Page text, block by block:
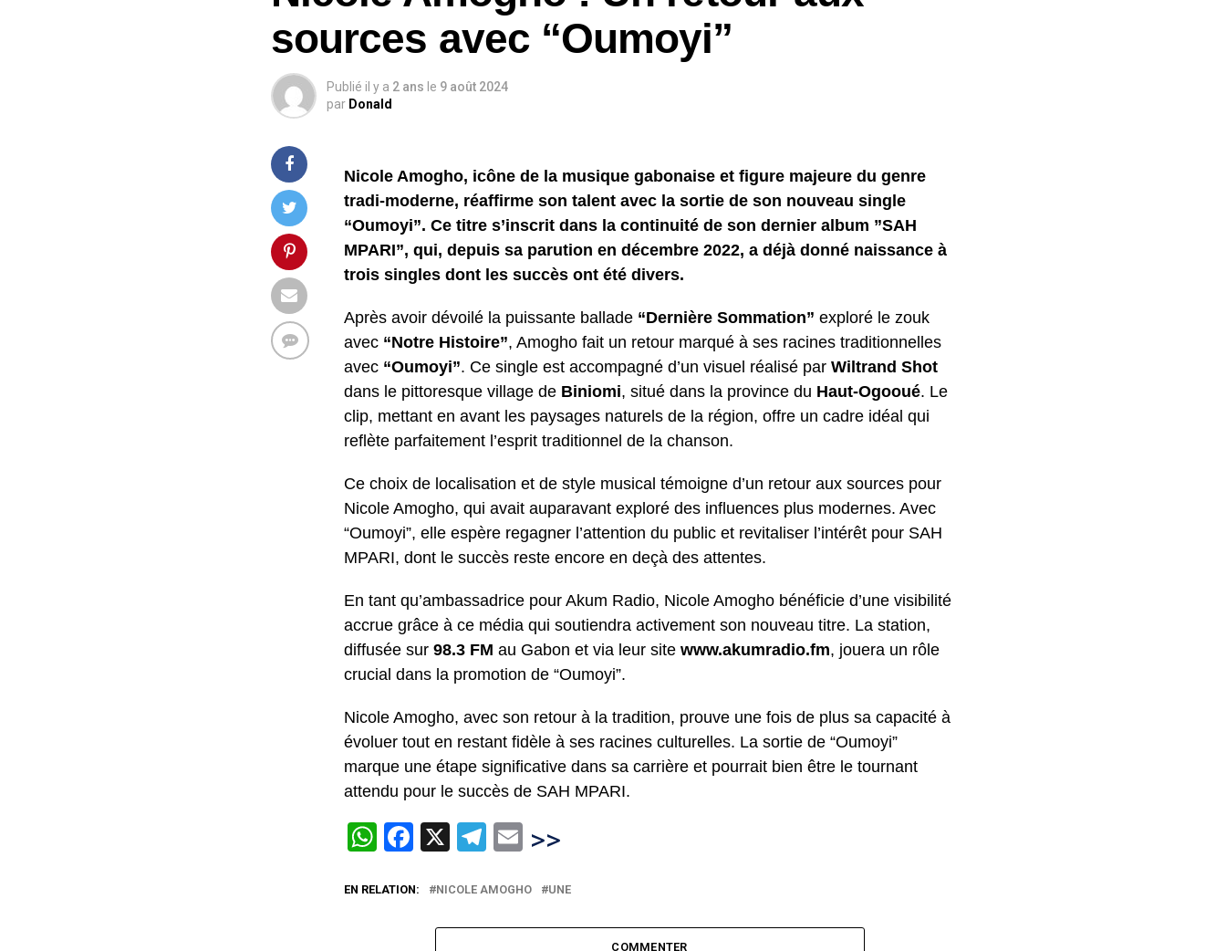
sources avec “Oumoyi”
Publié il y a 2 ans le 9 août 2024
par Donald
Nicole Amogho, icône de la musique gabonaise et figure majeure du genre
tradi-moderne, réaffirme son talent avec la sortie de son nouveau single
“Oumoyi”. Ce titre s’inscrit dans la continuité de son dernier album ”SAH
MPARI”, qui, depuis sa parution en décembre 2022, a déjà donné naissance à
trois singles dont les succès ont été divers.
Après avoir dévoilé la puissante ballade “Dernière Sommation” exploré le zouk
avec “Notre Histoire”, Amogho fait un retour marqué à ses racines traditionnelles
avec “Oumoyi”. Ce single est accompagné d’un visuel réalisé par Wiltrand Shot
dans le pittoresque village de Biniomi, situé dans la province du Haut-Ogooué. Le
clip, mettant en avant les paysages naturels de la région, offre un cadre idéal qui
reflète parfaitement l’esprit traditionnel de la chanson.
Ce choix de localisation et de style musical témoigne d’un retour aux sources pour
Nicole Amogho, qui avait auparavant exploré des influences plus modernes. Avec
“Oumoyi”, elle espère regagner l’attention du public et revitaliser l’intérêt pour SAH
MPARI, dont le succès reste encore en deçà des attentes.
En tant qu’ambassadrice pour Akum Radio, Nicole Amogho bénéficie d’une visibilité
accrue grâce à ce média qui soutiendra activement son nouveau titre. La station,
diffusée sur 98.3 FM au Gabon et via leur site www.akumradio.fm, jouera un rôle
crucial dans la promotion de “Oumoyi”.
Nicole Amogho, avec son retour à la tradition, prouve une fois de plus sa capacité à
évoluer tout en restant fidèle à ses racines culturelles. La sortie de “Oumoyi”
marque une étape significative dans sa carrière et pourrait bien être le tournant
attendu pour le succès de SAH MPARI.
WhatsApp
Facebook
X Telegram
Email
>>
EN RELATION: NICOLE AMOGHO UNE
COMMENTER